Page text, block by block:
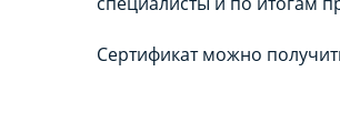
Сертификат можно